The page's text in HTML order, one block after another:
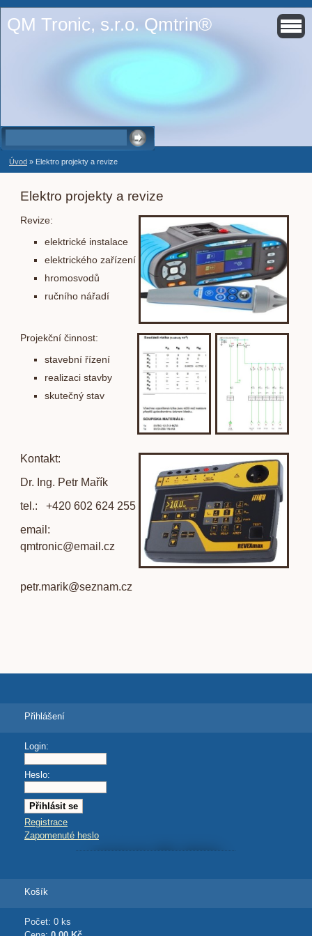
QM Tronic, s.r.o. Qmtrin®
Úvod » Elektro projekty a revize
Elektro projekty a revize
Revize:
elektrické instalace
elektrického zařízení
hromosvodů
ručního nářadí
Projekční činnost:
stavební řízení
realizaci stavby
skutečný stav
Kontakt:
Dr. Ing. Petr Mařík
tel.: +420 602 624 255
email:
qmtronic@email.cz
petr.marik@seznam.cz
Přihlášení
Login:
Heslo:
Registrace
Zapomenuté heslo
Košík
Počet: 0 ks